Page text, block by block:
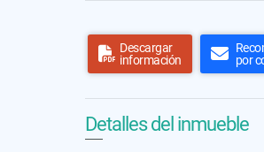
Descargar
información
por
Detalles del inmueble